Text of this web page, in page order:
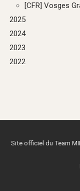
[CFR] Vosges
2025
2024
2023
2022
Site officiel du Team